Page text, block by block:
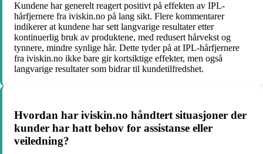
Kundene har generelt reagert positivt på effekten av IPL-
hårfjernere fra iviskin.no på lang sikt. Flere kommentarer
indikerer at kundene har sett langvarige resultater etter
kontinuerlig bruk av produktene, med redusert hårvekst og
tynnere, mindre synlige hår. Dette tyder på at IPL-hårfjernere
fra iviskin.no ikke bare gir kortsiktige effekter, men også
langvarige resultater som bidrar til kundetilfredshet.
Hvordan har iviskin.no håndtert situasjoner der
kunder har hatt behov for assistanse eller
veiledning?